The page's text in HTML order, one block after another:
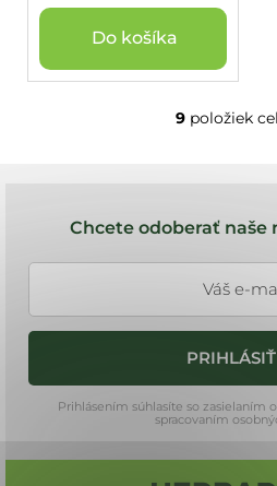
Do košíka
O
d
i
e
p
r
v
k
v
9položiek
Chcete odoberať naše
Prihlásením súhlasíte so zasielaním
spracovaním